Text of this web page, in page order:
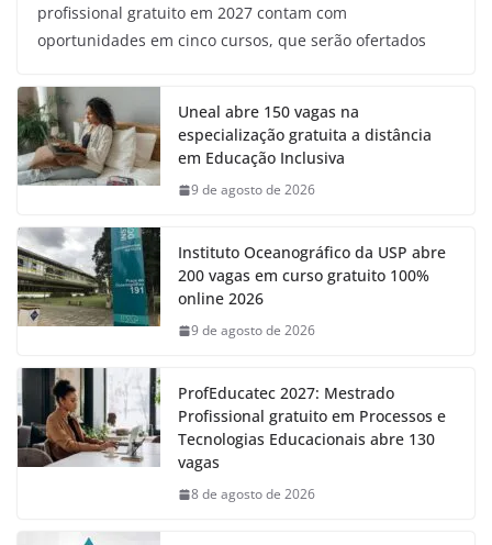
profissional gratuito em 2027 contam com
oportunidades em cinco cursos, que serão ofertados
Uneal abre 150 vagas na
especialização gratuita a distância
em Educação Inclusiva
9 de agosto de 2026
Instituto Oceanográfico da USP abre
200 vagas em curso gratuito 100%
online 2026
9 de agosto de 2026
ProfEducatec 2027: Mestrado
Profissional gratuito em Processos e
Tecnologias Educacionais abre 130
vagas
8 de agosto de 2026